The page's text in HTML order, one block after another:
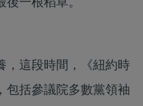
，這段時間，《紐約時
包括參議院多數黨領袖